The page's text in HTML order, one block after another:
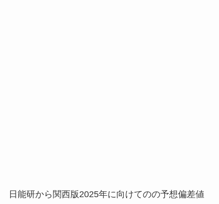
日能研から関西版2025年に向けてのの予想偏差値